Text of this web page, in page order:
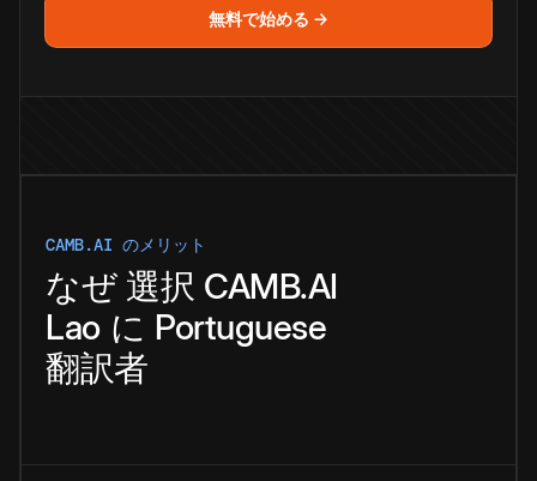
無料で始める →
CAMB.AI のメリット
なぜ 選択 CAMB.AI
Lao に Portuguese
翻訳者